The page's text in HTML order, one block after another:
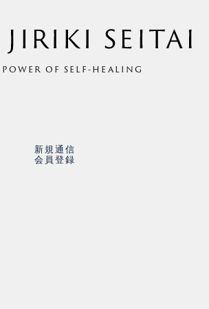
OF SELF-HEALING
新規通信
会員登録